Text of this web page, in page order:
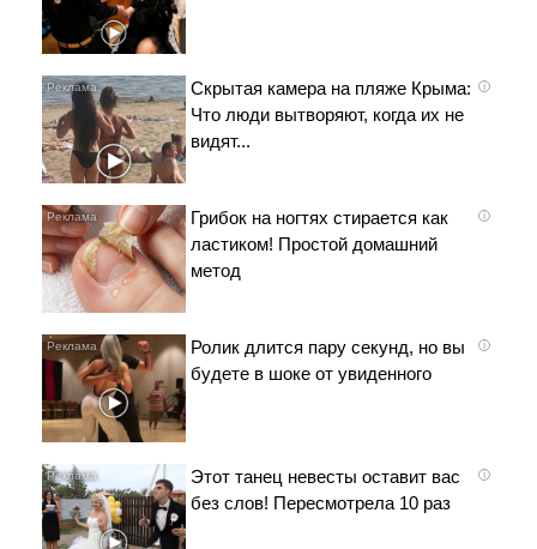
i
Скрытая камера на пляже Крыма:
Что люди вытворяют, когда их не
видят...
i
Грибок на ногтях стирается как
ластиком! Простой домашний
метод
i
Ролик длится пару секунд, но вы
будете в шоке от увиденного
i
Этот танец невесты оставит вас
без слов! Пересмотрела 10 раз